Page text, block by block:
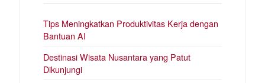
Tips Meningkatkan Produktivitas Kerja dengan
Bantuan AI
Destinasi Wisata Nusantara yang Patut
Dikunjungi